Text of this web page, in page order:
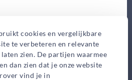
cookies en vergelijkbare
te verbeteren en relevante
zien. De partijen waarmee
dan zien dat je onze website
vind je in
Kantoren
Eekwal 22a, Zwolle
Goede Reede 1, Harderwijk